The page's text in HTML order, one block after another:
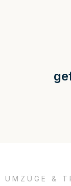
UMZÜGE &